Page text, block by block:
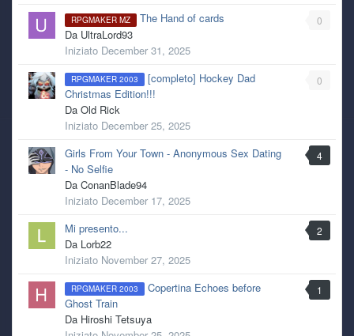
0
RPGMAKER MZ
The Hand of cards
Da UltraLord93
Iniziato December 31, 2025
0
RPGMAKER 2003
[completo] Hockey Dad
Christmas Edition!!!
Da Old Rick
Iniziato December 25, 2025
4
Girls From Your Town - Anonymous Sex Dating
- No Selfie
Da ConanBlade94
Iniziato December 17, 2025
2
Mi presento...
Da Lorb22
Iniziato November 27, 2025
1
RPGMAKER 2003
Copertina Echoes before
Ghost Train
Da Hiroshi Tetsuya